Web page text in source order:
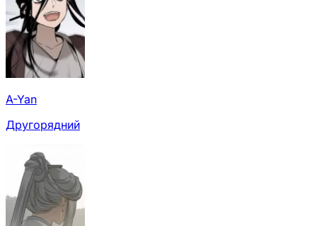
A-Yan
Другорядний